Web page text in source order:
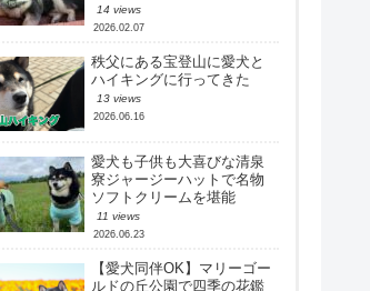
14 views
2026.02.07
秩父にある宝登山に愛犬と
ハイキングに行ってきた
13 views
2026.06.16
愛犬も子供も大喜びな清泉
寮ジャージーハットで名物
ソフトクリームを堪能
11 views
2026.06.23
【愛犬同伴OK】マリーゴー
ルドの丘公園で四季の花鑑